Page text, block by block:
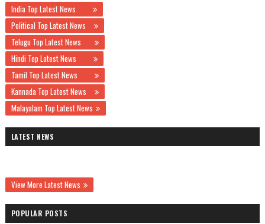
India Top Latest News
Political Top Latest News
Telugu Top Latest News
Hindi Top Latest News
Tamil Top Latest News
Kannada Top Latest News
Malayalam Top Latest News
LATEST NEWS
View More Latest News
POPULAR POSTS